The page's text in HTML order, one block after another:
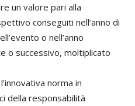
un valore pari alla
conseguiti nell’anno di
o nell’anno
o successivo, moltiplicato
norma in
della responsabilità